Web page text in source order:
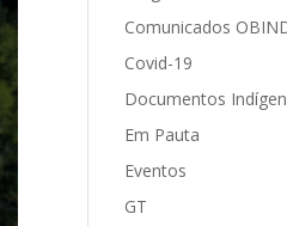
Comunicados
Covid-19
Documentos
Em Pauta
Eventos
GT